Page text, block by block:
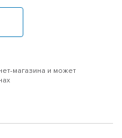
магазина и может